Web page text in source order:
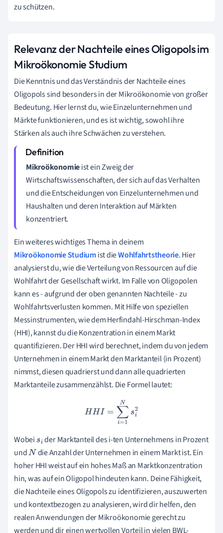
zu schützen.
Relevanz der Nachteile eines Oligopols im
Mikroökonomie Studium
Die Kenntnis und das Verständnis der Nachteile eines
Oligopols sind besonders in der Mikroökonomie von großer
Bedeutung. Hier lernst du, wie Einzelunternehmen und
Märkte funktionieren, und es ist wichtig, sowohl ihre
Stärken als auch ihre Schwächen zu verstehen.
Mikroökonomieist ein Zweig der
Wirtschaftswissenschaften, der sich auf das Verhalten
und die Entscheidungen von Einzelunternehmen und
Haushalten und deren Interaktion auf Märkten
konzentriert.
Ein weiteres wichtiges Thema in deinem
Mikroökonomie Studiumist dieWohlfahrtstheorie. Hier
analysierst du, wie die Verteilung von Ressourcen auf die
Wohlfahrt der Gesellschaft wirkt. Im Falle von Oligopolen
kann es - aufgrund der oben genannten Nachteile - zu
Wohlfahrtsverlusten kommen. Mit Hilfe von speziellen
Messinstrumenten, wie dem Herfindahl-Hirschman-Index
(HHI), kannst du die Konzentration in einem Markt
quantifizieren. Der HHI wird berechnet, indem du von jedem
Unternehmen in einem Markt den Marktanteil (in Prozent)
nimmst, diesen quadrierst und dann alle quadrierten
Marktanteile zusammenzählst. Die Formel lautet:
HHI= 1Nsi
Wobei si der Marktanteil des i-ten Unternehmens in Prozent
undN die Anzahl der Unternehmen in einem Markt ist. Ein
hoher HHI weist auf ein hohes Maß an Marktkonzentration
hin, was auf ein Oligopol hindeuten kann. Deine Fähigkeit,
die Nachteile eines Oligopols zu identifizieren, auszuwerten
und kontextbezogen zu analysieren, wird dir helfen, den
realen Anwendungen der Mikroökonomie gerecht zu
werden und dir einen wertvollen Vorteil in vielen BWL-